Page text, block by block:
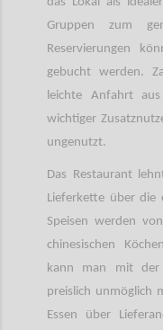
Gruppen zum
Reservierungen
gebucht werden.
leichte Anfahrt
wichtiger
ungenutzt.
Das Restaurant
Lieferkette über die
Speisen werden
chinesischen
kann man mit der
preislich unmöglich
Essen über